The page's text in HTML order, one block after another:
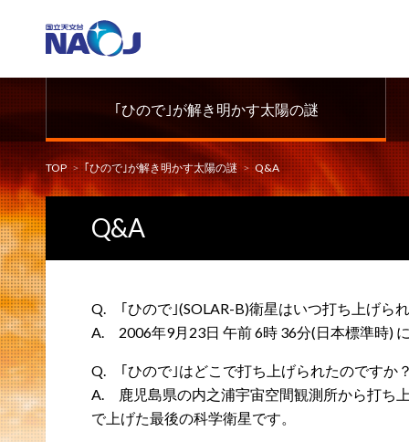
｢ひので｣が解き明かす太陽の謎
TOP ｢ひので｣が解き明かす太陽の謎 Q&A
Q&A
Q. ｢ひので｣(SOLAR-B)衛星はいつ打ち上げら
A. 2006年9月23日 午前 6時 36分(日本標準時)
Q. ｢ひので｣はどこで打ち上げられたのですか
A. 鹿児島県の内之浦宇宙空間観測所から打ち
で上げた最後の科学衛星です。